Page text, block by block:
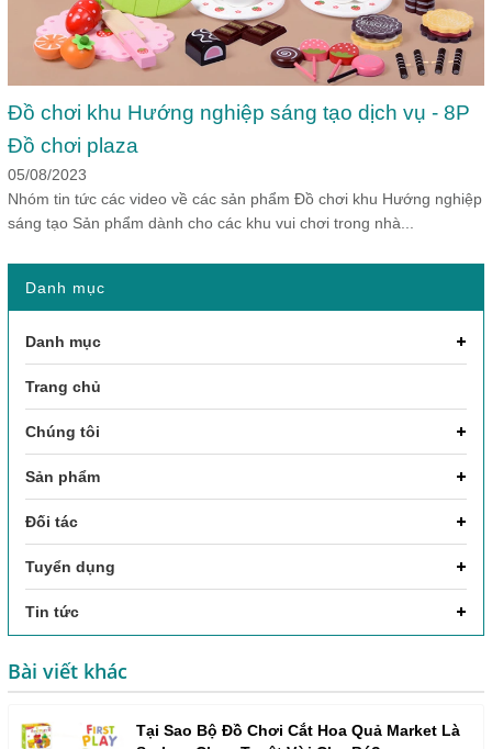
Đồ chơi khu Hướng nghiệp sáng tạo dịch vụ - 8P
Đồ chơi plaza
05/08/2023
Nhóm tin tức các video về các sản phẩm Đồ chơi khu Hướng nghiệp
sáng tạo Sản phẩm dành cho các khu vui chơi trong nhà...
Danh mục
Danh mục
Trang chủ
Chúng tôi
Sản phẩm
Đối tác
Tuyển dụng
Tin tức
Bài viết khác
Tại Sao Bộ Đồ Chơi Cắt Hoa Quả Market Là